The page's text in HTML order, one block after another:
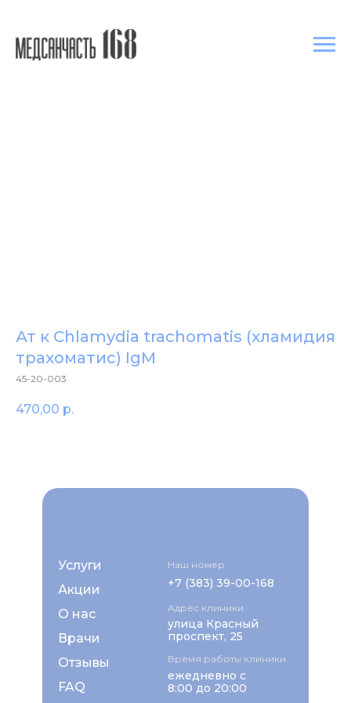
Ат к Chlamydia trachomatis (хламидия
трахоматис) IgМ
45-20-003
470,00 р.
Услуги
Акции
Врачи
О нас
+7 (383) 39-00-168
Отзывы
FAQ
Наш номер
ежедневно с
8:00 до 20:00
Время работы клиники
Адрес клиники
улица Красный
проспект, 25